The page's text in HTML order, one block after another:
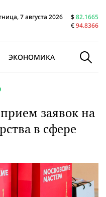
7 августа 2026 $82.1665
€94.8366
ЭКОНОМИКА В МИРЕ
заявок на
в сфере